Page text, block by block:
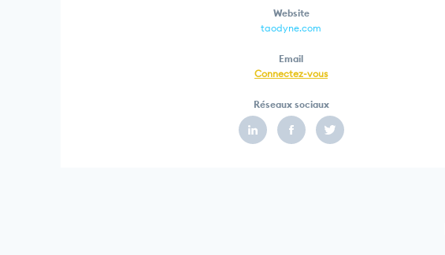
Website
taodyne.com
Email
Connectez-vous
Réseaux sociaux